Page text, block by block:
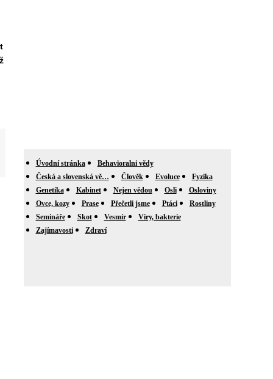
Úvodní stránka
Behavioralni vědy
Česká a slovenská vě…
Člověk Evoluce
Fyzika
Genetika
Kabinet Nejen vědou Osli
Osloviny
Ovce, kozy
Prase Přečetli jsme Ptáci
Rostliny
Semináře
Skot Vesmír
Viry, bakterie
Zajímavosti
Zdraví